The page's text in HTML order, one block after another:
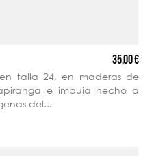
35,00 €
talla 24, en maderas de
e imbuia hecho a
del...